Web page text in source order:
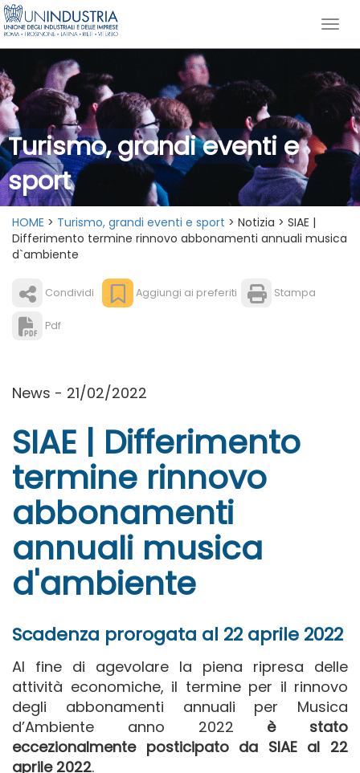
Turismo, grandi eventi e
sport
HOME > Turismo, grandi eventi e sport > Notizia > SIAE |
Differimento termine rinnovo abbonamenti annuali musica
d`ambiente
Condividi Aggiungi ai preferiti Stampa
Pdf
News - 21/02/2022
SIAE | Differimento
termine rinnovo
abbonamenti
annuali musica
d'ambiente
Scadenza prorogata al 22 aprile 2022
Al fine di agevolare la piena ripresa delle
attività economiche, il termine per il rinnovo
degli abbonamenti annuali per Musica
d’Ambiente anno 2022 è stato
eccezionalmente posticipato da SIAE al 22
aprile 2022.